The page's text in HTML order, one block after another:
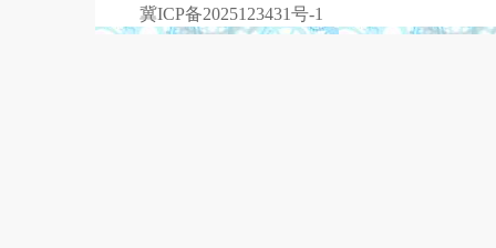
冀ICP备2025123431号-1